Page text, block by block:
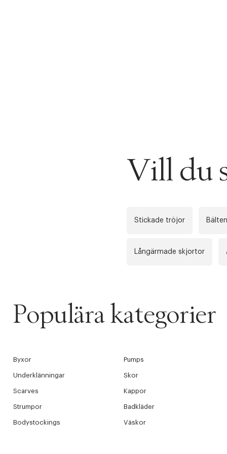
Vill du
Stickade tröjor Bälten
Långärmade skjortor
Populära kategorier
Byxor Pumps
Underklänningar Skor
Scarves Kappor
Strumpor Badkläder
Bodystockings Väskor